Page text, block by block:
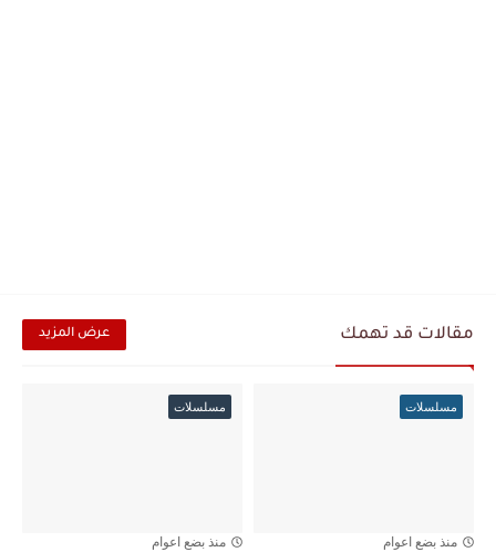
مقالات قد تهمك عرض المزيد
مسلسلات
منذ بضع اعوام
مسلسلات
منذ بضع اعوام